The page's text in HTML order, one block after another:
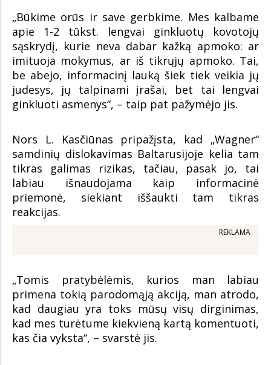
„Būkime orūs ir save gerbkime. Mes kalbame
apie 1-2 tūkst. lengvai ginkluotų kovotojų
sąskrydį, kurie neva dabar kažką apmoko: ar
imituoja mokymus, ar iš tikrųjų apmoko. Tai,
be abejo, informacinį lauką šiek tiek veikia jų
judesys, jų talpinami įrašai, bet tai lengvai
ginkluoti asmenys“, – taip pat pažymėjo jis.
Nors L. Kasčiūnas pripažįsta, kad „Wagner“
samdinių dislokavimas Baltarusijoje kelia tam
tikras galimas rizikas, tačiau, pasak jo, tai
labiau išnaudojama kaip informacinė
priemonė, siekiant iššaukti tam tikras
reakcijas.
REKLAMA
„Tomis pratybėlėmis, kurios man labiau
primena tokią parodomąją akciją, man atrodo,
kad daugiau yra toks mūsų visų dirginimas,
kad mes turėtume kiekvieną kartą komentuoti,
kas čia vyksta“, – svarstė jis.